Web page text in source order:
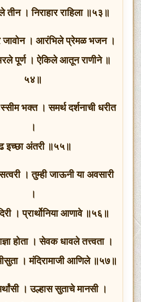
तीन । निराहार राहिला ॥५३॥
जावोन । आरंभिले प्रेमळ भजन ।
पूर्ण । ऐकिले आतून राणीने ॥
५४॥
भक्त । समर्थ दर्शनाची धरीत
।
इच्छा अंतरी ॥५५॥
। तुम्ही जाऊनी या अवसारी
।
। प्रार्थोनिया आणावे ॥५६॥
होता । सेवक धावले तत्त्वता ।
। मंदिरामाजी आणिले ॥५७॥
। उल्हास सुताचे मानसी ।